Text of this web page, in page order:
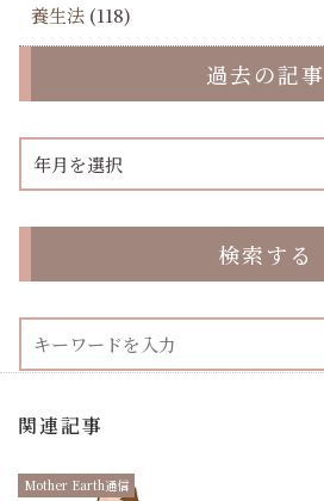
養生法 (118)
過去の記事
検索する
関連記事
Mother Earth通信